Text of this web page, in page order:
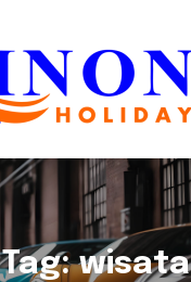
Tag: wisata